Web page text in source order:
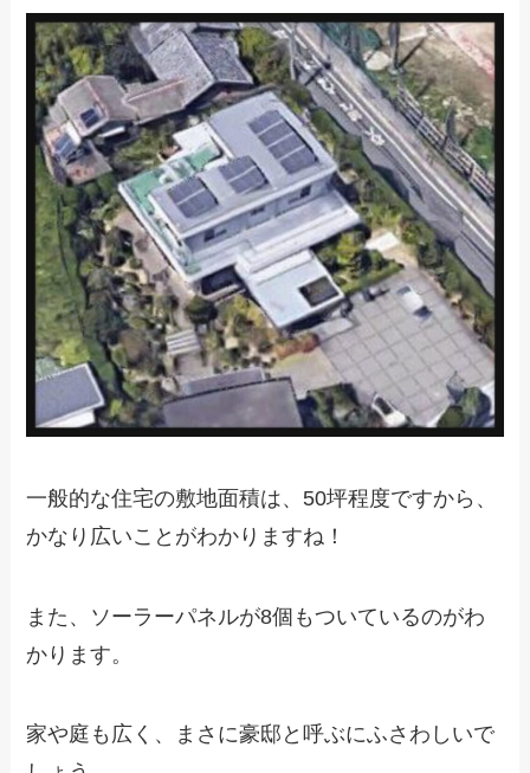
一般的な住宅の敷地面積は、50坪程度ですから、
かなり広いことがわかりますね！
また、ソーラーパネルが8個もついているのがわ
かります。
家や庭も広く、まさに豪邸と呼ぶにふさわしいで